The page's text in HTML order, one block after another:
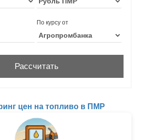
По курсу от
цен на топливо в ПМР